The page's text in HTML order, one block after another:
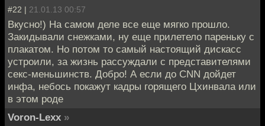
#22 | 21.01.13 00:57
Вкусно!) На самом деле все еще мягко прошло.
Закидывали снежками, ну еще прилетело пареньку с
плакатом. Но потом то самый настоящий дискасс
устроили, за жизнь рассуждали с представителями
секс-меньшинств. Добро! А если до CNN дойдет
инфа, небось покажут кадры горящего Цхинвала или
в этом роде
Voron-Lexx »